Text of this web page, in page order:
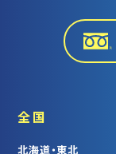
全国
北海道・東北